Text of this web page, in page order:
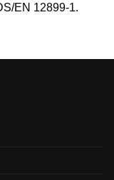
EN 12899-1.